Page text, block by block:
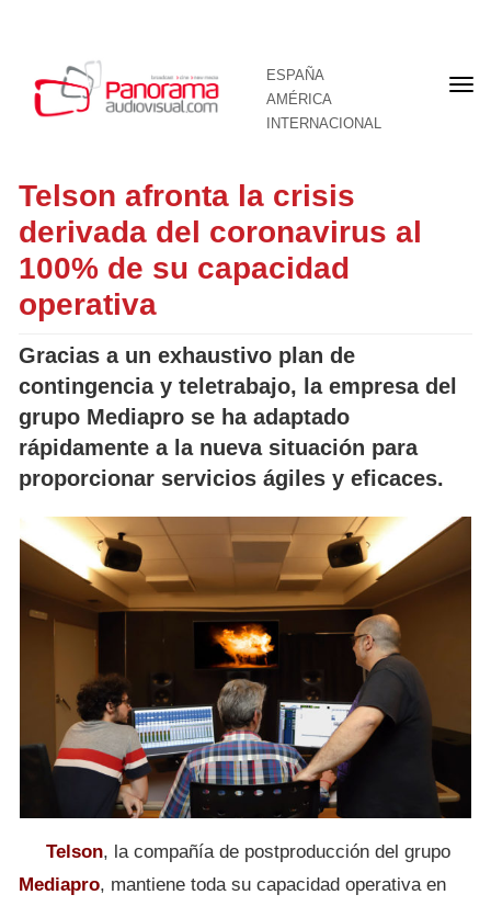
ESPAÑA
AMÉRICA
INTERNACIONAL
Telson afronta la crisis
derivada del coronavirus al
100% de su capacidad
operativa
Gracias a un exhaustivo plan de
contingencia y teletrabajo, la empresa del
grupo Mediapro se ha adaptado
rápidamente a la nueva situación para
proporcionar servicios ágiles y eficaces.
Telson, la compañía de postproducción del grupo
Mediapro, mantiene toda su capacidad operativa en